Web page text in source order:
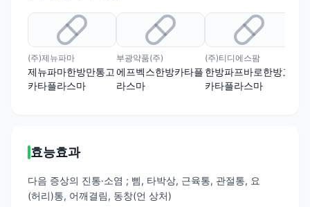
(주)제뉴파마
제뉴파마한방만통고
카타플라스마
부광약품(주)
에프벡스한방카타플
라스마
(주)티디에스팜
한방파프바로한방고
카타플라스마
효능효과
다음 증상의 진통·소염 ; 삠, 타박상, 근육통, 관절통, 요
(허리)통, 어깨결림, 동창(언 상처)